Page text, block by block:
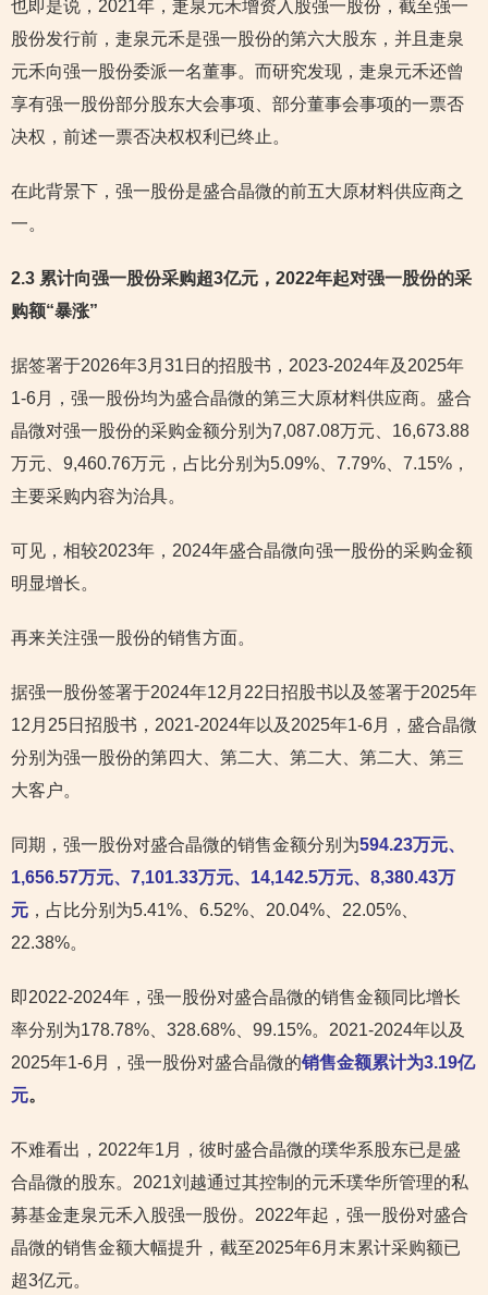
也即是说，2021年，疌泉元禾增资入股强一股份，截至强一
股份发行前，疌泉元禾是强一股份的第六大股东，并且疌泉
元禾向强一股份委派一名董事。而研究发现，疌泉元禾还曾
享有强一股份部分股东大会事项、部分董事会事项的一票否
决权，前述一票否决权权利已终止。
在此背景下，强一股份是盛合晶微的前五大原材料供应商之
一。
2.3 累计向强一股份采购超3亿元，2022年起对强一股份的采
购额“暴涨”
据签署于2026年3月31日的招股书，2023-2024年及2025年
1-6月，强一股份均为盛合晶微的第三大原材料供应商。盛合
晶微对强一股份的采购金额分别为7,087.08万元、16,673.88
万元、9,460.76万元，占比分别为5.09%、7.79%、7.15%，
主要采购内容为治具。
可见，相较2023年，2024年盛合晶微向强一股份的采购金额
明显增长。
再来关注强一股份的销售方面。
据强一股份签署于2024年12月22日招股书以及签署于2025年
12月25日招股书，2021-2024年以及2025年1-6月，盛合晶微
分别为强一股份的第四大、第二大、第二大、第二大、第三
大客户。
同期，强一股份对盛合晶微的销售金额分别为594.23万元、
1,656.57万元、7,101.33万元、14,142.5万元、8,380.43万
元 ，占比分别为5.41%、6.52%、20.04%、22.05%、
22.38%。
即2022-2024年，强一股份对盛合晶微的销售金额同比增长
率分别为178.78%、328.68%、99.15%。2021-2024年以及
2025年1-6月，强一股份对盛合晶微的销售金额累计为3.19亿
元。
不难看出，2022年1月，彼时盛合晶微的璞华系股东已是盛
合晶微的股东。2021刘越通过其控制的元禾璞华所管理的私
募基金疌泉元禾入股强一股份。2022年起，强一股份对盛合
晶微的销售金额大幅提升，截至2025年6月末累计采购额已
超3亿元。